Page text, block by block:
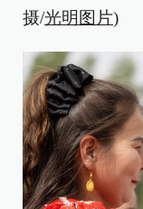
摄/光明图片)